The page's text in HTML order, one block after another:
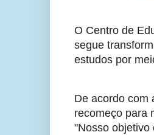
O Centro de
segue
estudos por
De acordo com
recomeço para
"Nosso objetivo